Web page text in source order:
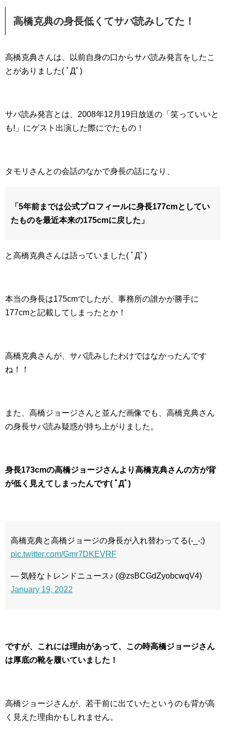
高橋克典の身長低くてサバ読みしてた！
高橋克典さんは、以前自身の口からサバ読み発言をしたこ
とがありました( ﾟДﾟ)
サバ読み発言とは、2008年12月19日放送の「笑っていいと
も!」にゲスト出演した際にでたもの！
タモリさんとの会話のなかで身長の話になり、
「5年前までは公式プロフィールに身長177cmとしてい
たものを最近本来の175cmに戻した」
と高橋克典さんは語っていました( ﾟДﾟ)
本当の身長は175cmでしたが、事務所の誰かが勝手に
177cmと記載してしまったとか！
高橋克典さんが、サバ読みしたわけではなかったんです
ね！！
また、高橋ジョージさんと並んだ画像でも、高橋克典さん
の身長サバ読み疑惑が持ち上がりました。
身長173cmの高橋ジョージさんより高橋克典さんの方が背
が低く見えてしまったんです( ﾟДﾟ)
高橋克典と高橋ジョージの身長が入れ替わってる(-_-;)
pic.twitter.com/Gmr7DKEVRF
— 気軽なトレンドニュース♪ (@zsBCGdZyobcwqV4)
January 19, 2022
ですが、これには理由があって、この時高橋ジョージさん
は厚底の靴を履いていました！
高橋ジョージさんが、若干前に出ていたというのも背が高
く見えた理由かもしれません。